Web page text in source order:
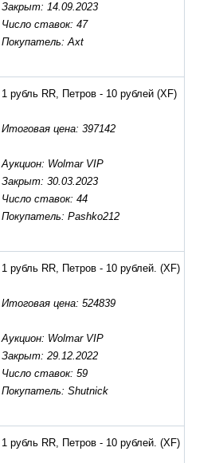
Закрыт: 14.09.2023
Число ставок: 47
Покупатель: Axt
1 рубль RR, Петров - 10 рублей(XF)
Итоговая цена: 397142
Аукцион: Wolmar VIP
Закрыт: 30.03.2023
Число ставок: 44
Покупатель: Pashko212
1 рубль RR, Петров - 10 рублей. (XF)
Итоговая цена: 524839
Аукцион: Wolmar VIP
Закрыт: 29.12.2022
Число ставок: 59
Покупатель: Shutnick
1 рубль RR, Петров - 10 рублей. (XF)